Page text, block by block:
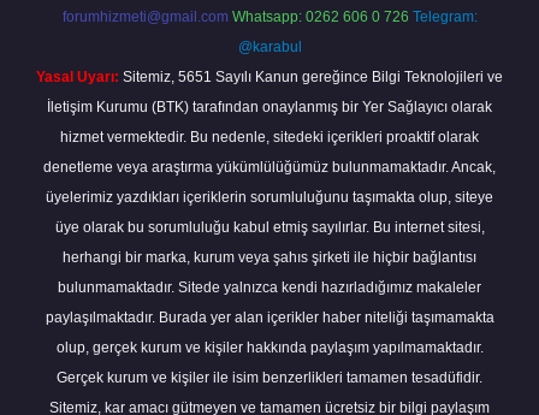
forumhizmeti@gmail.com Whatsapp: 0262 606 0 726 Telegram:
@karabul
Yasal Uyarı: Sitemiz, 5651 Sayılı Kanun gereğince Bilgi Teknolojileri ve
İletişim Kurumu (BTK) tarafından onaylanmış bir Yer Sağlayıcı olarak
hizmet vermektedir. Bu nedenle, sitedeki içerikleri proaktif olarak
denetleme veya araştırma yükümlülüğümüz bulunmamaktadır. Ancak,
üyelerimiz yazdıkları içeriklerin sorumluluğunu taşımakta olup, siteye
üye olarak bu sorumluluğu kabul etmiş sayılırlar. Bu internet sitesi,
herhangi bir marka, kurum veya şahıs şirketi ile hiçbir bağlantısı
bulunmamaktadır. Sitede yalnızca kendi hazırladığımız makaleler
paylaşılmaktadır. Burada yer alan içerikler haber niteliği taşımamakta
olup, gerçek kurum ve kişiler hakkında paylaşım yapılmamaktadır.
Gerçek kurum ve kişiler ile isim benzerlikleri tamamen tesadüfidir.
Sitemiz, kar amacı gütmeyen ve tamamen ücretsiz bir bilgi paylaşım